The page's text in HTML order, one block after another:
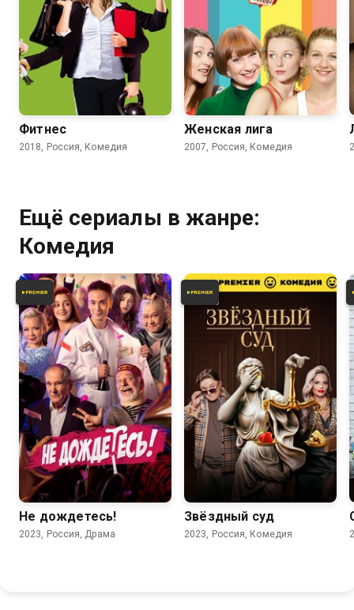
Фитнес
2018, Россия, Комедия
4.2 3.7
Женская лига
2007, Россия, Комедия
Ещё сериалы в жанре:
Комедия
5.6
Не дождетесь!
2023, Россия, Драма
5.4
Звёздный суд
2023, Россия, Комедия